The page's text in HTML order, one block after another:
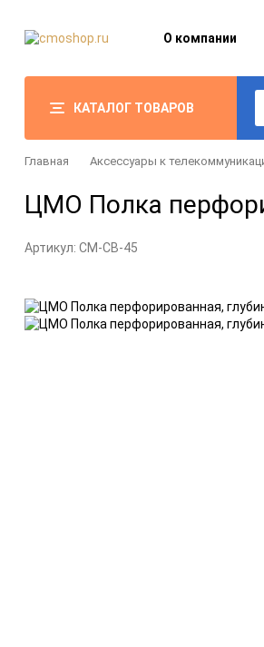
О компании
КАТАЛОГ ТОВАРОВ
Главная Аксессуары к
ЦМО Полка
Артикул: CM-СВ-45